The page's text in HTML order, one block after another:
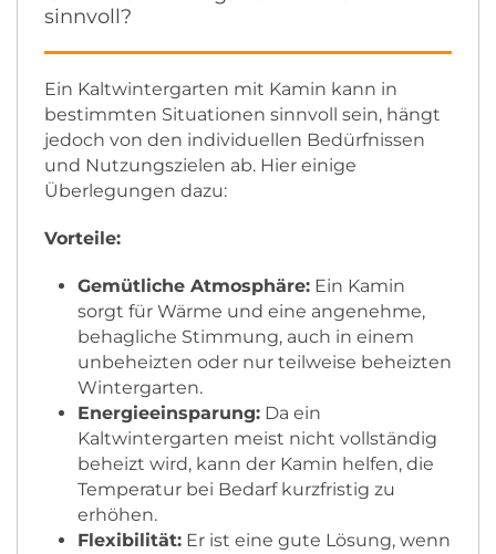
sinnvoll?
Ein Kaltwintergarten mit Kamin kann in
bestimmten Situationen sinnvoll sein, hängt
jedoch von den individuellen Bedürfnissen
und Nutzungszielen ab. Hier einige
Überlegungen dazu:
Vorteile:
Gemütliche Atmosphäre: Ein Kamin
sorgt für Wärme und eine angenehme,
behagliche Stimmung, auch in einem
unbeheizten oder nur teilweise beheizten
Wintergarten.
Energieeinsparung: Da ein
Kaltwintergarten meist nicht vollständig
beheizt wird, kann der Kamin helfen, die
Temperatur bei Bedarf kurzfristig zu
erhöhen.
Flexibilität: Er ist eine gute Lösung, wenn